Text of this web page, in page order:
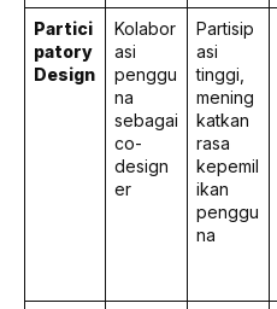
Partici
patory
Design
Kolabor
asi
penggu
na
sebagai
co-
design
er
Partisip
asi
tinggi,
mening
katkan
rasa
kepemil
ikan
penggu
na